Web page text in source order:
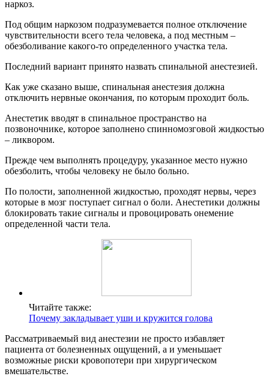
наркоз.
Под общим наркозом подразумевается полное отключение
чувствительности всего тела человека, а под местным –
обезболивание какого-то определенного участка тела.
Последний вариант принято назвать спинальной анестезией.
Как уже сказано выше, спинальная анестезия должна
отключить нервные окончания, по которым проходит боль.
Анестетик вводят в спинальное пространство на
позвоночнике, которое заполнено спинномозговой жидкостью
– ликвором.
Прежде чем выполнять процедуру, указанное место нужно
обезболить, чтобы человеку не было больно.
По полости, заполненной жидкостью, проходят нервы, через
которые в мозг поступает сигнал о боли. Анестетики должны
блокировать такие сигналы и провоцировать онемение
определенной части тела.
Читайте также:
Почему закладывает уши и кружится голова
Рассматриваемый вид анестезии не просто избавляет
пациента от болезненных ощущений, а и уменьшает
возможные риски кровопотери при хирургическом
вмешательстве.